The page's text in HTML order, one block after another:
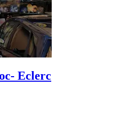
Eclerc